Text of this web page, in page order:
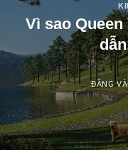
Vì sao
ĐĂNG